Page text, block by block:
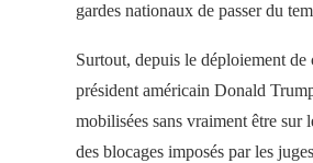
gardes nationaux de passer du
Surtout, depuis le déploiement de
président américain Donald
mobilisées sans vraiment être sur
des blocages imposés par les